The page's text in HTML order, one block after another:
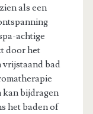
als een
achtige
door het
vrijstaand bad
kan bijdragen
het baden of